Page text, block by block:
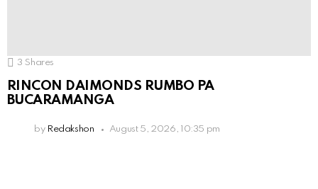
3 Shares
RINCON DAIMONDS RUMBO PA
BUCARAMANGA
by Redakshon August 5, 2026, 10:35 pm